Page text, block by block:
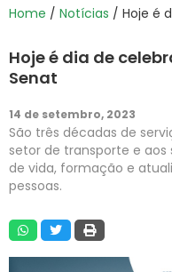
HOME
PUBLICAÇÕES
CURSOS E EVENTOS
SEST SENAT
DESPOLUIR
Home / Notícias / Hoje é
Hoje é dia de
Senat
14 de setembro, 2023
São três décadas de
setor de transporte e aos
de vida, formação e
pessoas.